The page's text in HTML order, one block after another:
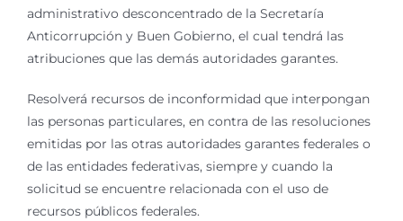
administrativo desconcentrado de la Secretaría
Anticorrupción y Buen Gobierno, el cual tendrá las
atribuciones que las demás autoridades garantes.
Resolverá recursos de inconformidad que interpongan
las personas particulares, en contra de las resoluciones
emitidas por las otras autoridades garantes federales o
de las entidades federativas, siempre y cuando la
solicitud se encuentre relacionada con el uso de
recursos públicos federales.